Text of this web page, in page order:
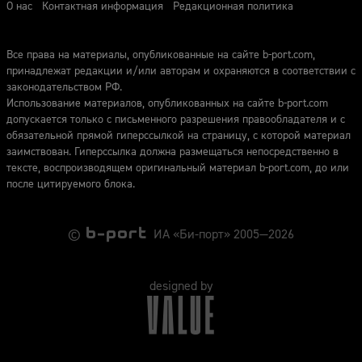
О нас Контактная информация Редакционная политика
Все права на материалы, опубликованные на сайте b-port.com,
принадлежат редакции и/или авторам и охраняются в соответствии с
законодательством РФ.
Использование материалов, опубликованных на сайте b-port.com
допускается только с письменного разрешения правообладателя и с
обязательной прямой гиперссылкой на страницу, с которой материал
заимствован. Гиперссылка должна размещаться непосредственно в
тексте, воспроизводящем оригинальный материал b-port.com, до или
после цитируемого блока.
© ИА «Би-порт» 2005—2026
designed by